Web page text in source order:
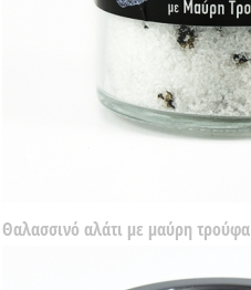
Θαλασσινό αλάτι με μαύρη τρούφα